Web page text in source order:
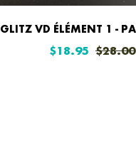
GLITZ VD ÉLÉMENT 1 -
Prix
$18.95 $28.00